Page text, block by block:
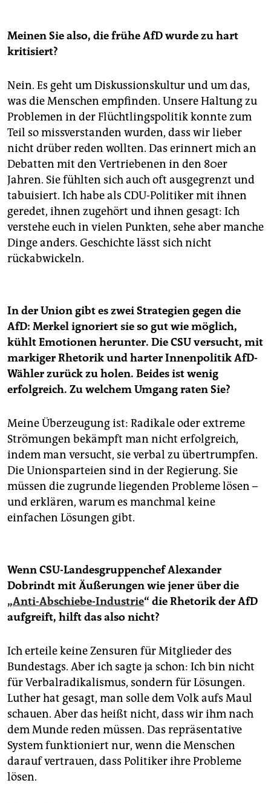
Meinen Sie also, die frühe AfD wurde zu hart
kritisiert?
Nein. Es geht um Diskussionskultur und um das,
was die Menschen empfinden. Unsere Haltung zu
Problemen in der Flüchtlingspolitik konnte zum
Teil so missverstanden wurden, dass wir lieber
nicht drüber reden wollten. Das erinnert mich an
Debatten mit den Vertriebenen in den 80er
Jahren. Sie fühlten sich auch oft ausgegrenzt und
tabuisiert. Ich habe als CDU-Politiker mit ihnen
geredet, ihnen zugehört und ihnen gesagt: Ich
verstehe euch in vielen Punkten, sehe aber manche
Dinge anders. Geschichte lässt sich nicht
rückabwickeln.
In der Union gibt es zwei Strategien gegen die
AfD: Merkel ignoriert sie so gut wie möglich,
kühlt Emotionen herunter. Die CSU versucht, mit
markiger Rhetorik und harter Innenpolitik AfD-
Wähler zurück zu holen. Beides ist wenig
erfolgreich. Zu welchem Umgang raten Sie?
Meine Überzeugung ist: Radikale oder extreme
Strömungen bekämpft man nicht erfolgreich,
indem man versucht, sie verbal zu übertrumpfen.
Die Unions­parteien sind in der Regierung. Sie
müssen die zugrunde liegenden Probleme lösen –
und erklären, warum es manchmal keine
einfachen Lösungen gibt.
Wenn CSU-Landesgruppenchef Alexander
Dobrindt mit Äußerungen wie jener über die
„Anti-Abschiebe-Industrie“ die Rhetorik der AfD
aufgreift, hilft das also nicht?
Ich erteile keine Zensuren für Mitglieder des
Bundestags. Aber ich sagte ja schon: Ich bin nicht
für Verbalradikalismus, sondern für Lösungen.
Luther hat gesagt, man solle dem Volk aufs Maul
schauen. Aber das heißt nicht, dass wir ihm nach
dem Munde reden müssen. Das repräsentative
System funktioniert nur, wenn die Menschen
darauf vertrauen, dass Politiker ihre Probleme
lösen.